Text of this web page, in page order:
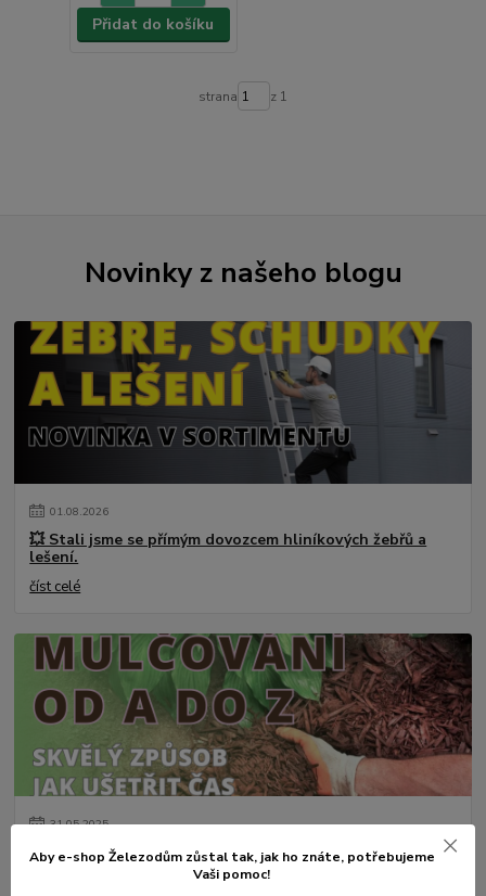
Přidat do košíku
strana z 1
Novinky z našeho blogu
01.08.2026
💥 Stali jsme se přímým dovozcem hliníkových žebřů a
lešení.
číst celé
31.05.2025
Mulčování od A do Z.
Aby e-shop Železodům zůstal tak, jak ho znáte, potřebujeme
Vaši pomoc!